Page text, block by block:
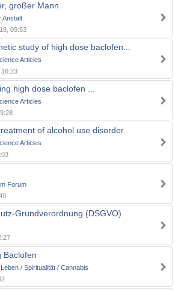
großer Mann
Anstalt
09:53
study of high dose baclofen...
Articles
16:23
high dose baclofen ...
Articles
of alcohol use disorder
Articles
Forum
Grundverordnung (DSGVO)
Baclofen
/ Spiritualität / Cannabis